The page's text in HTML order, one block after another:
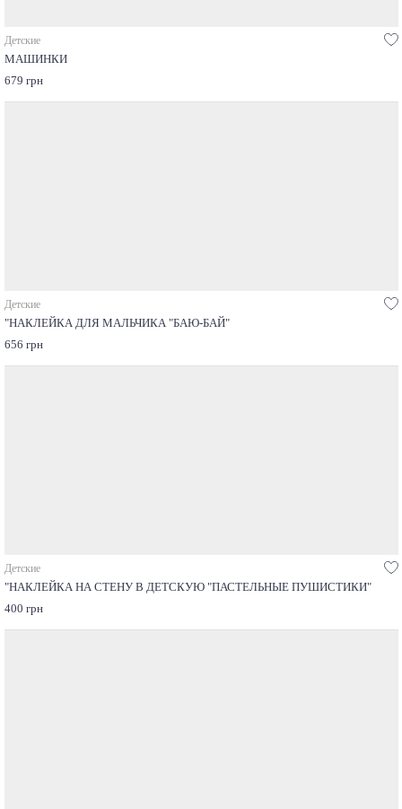
Детские
МАШИНКИ
679 грн
Детские
"НАКЛЕЙКА ДЛЯ МАЛЬЧИКА "БАЮ-БАЙ"
656 грн
Детские
"НАКЛЕЙКА НА СТЕНУ В ДЕТСКУЮ "ПАСТЕЛЬНЫЕ ПУШИСТИКИ"
400 грн